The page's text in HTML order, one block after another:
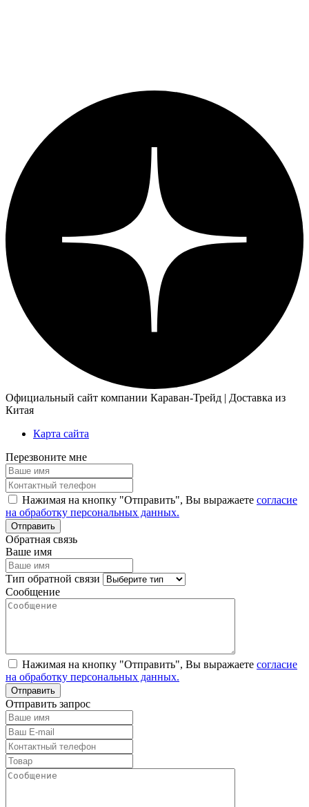
Официальный сайт компании Караван-Трейд | Доставка из
Китая
Карта сайта
Перезвоните мне
Нажимая на кнопку "Отправить", Вы выражаете согласие
на обработку персональных данных.
Обратная связь
Ваше имя
Тип обратной связи
Сообщение
Нажимая на кнопку "Отправить", Вы выражаете согласие
на обработку персональных данных.
Отправить запрос